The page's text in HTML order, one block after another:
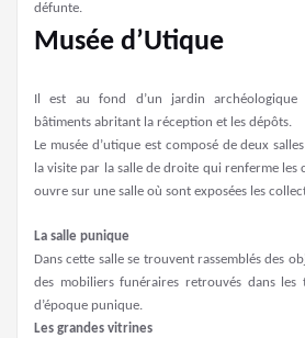
défunte.
Musée d’Utique
Il est au fond d’un jardin archéologique
bâtiments abritant la réception et les dépôts.
Le musée d’utique est composé de deux
la visite par la salle de droite qui renferme
ouvre sur une salle où sont exposées les
La salle punique
Dans cette salle se trouvent rassemblés des
des mobiliers funéraires retrouvés dans les
d’époque punique.
Les grandes vitrines